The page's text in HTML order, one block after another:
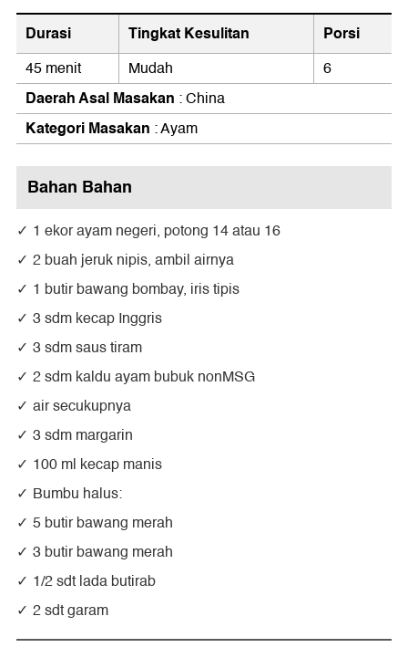
Durasi Tingkat Kesulitan Porsi
45 menit Mudah 6
Daerah Asal Masakan : China
Kategori Masakan : Ayam
Bahan Bahan
1 ekor ayam negeri, potong 14 atau 16
2 buah jeruk nipis, ambil airnya
1 butir bawang bombay, iris tipis
3 sdm kecap Inggris
3 sdm saus tiram
2 sdm kaldu ayam bubuk nonMSG
air secukupnya
3 sdm margarin
100 ml kecap manis
Bumbu halus:
5 butir bawang merah
3 butir bawang merah
1/2 sdt lada butirab
2 sdt garam